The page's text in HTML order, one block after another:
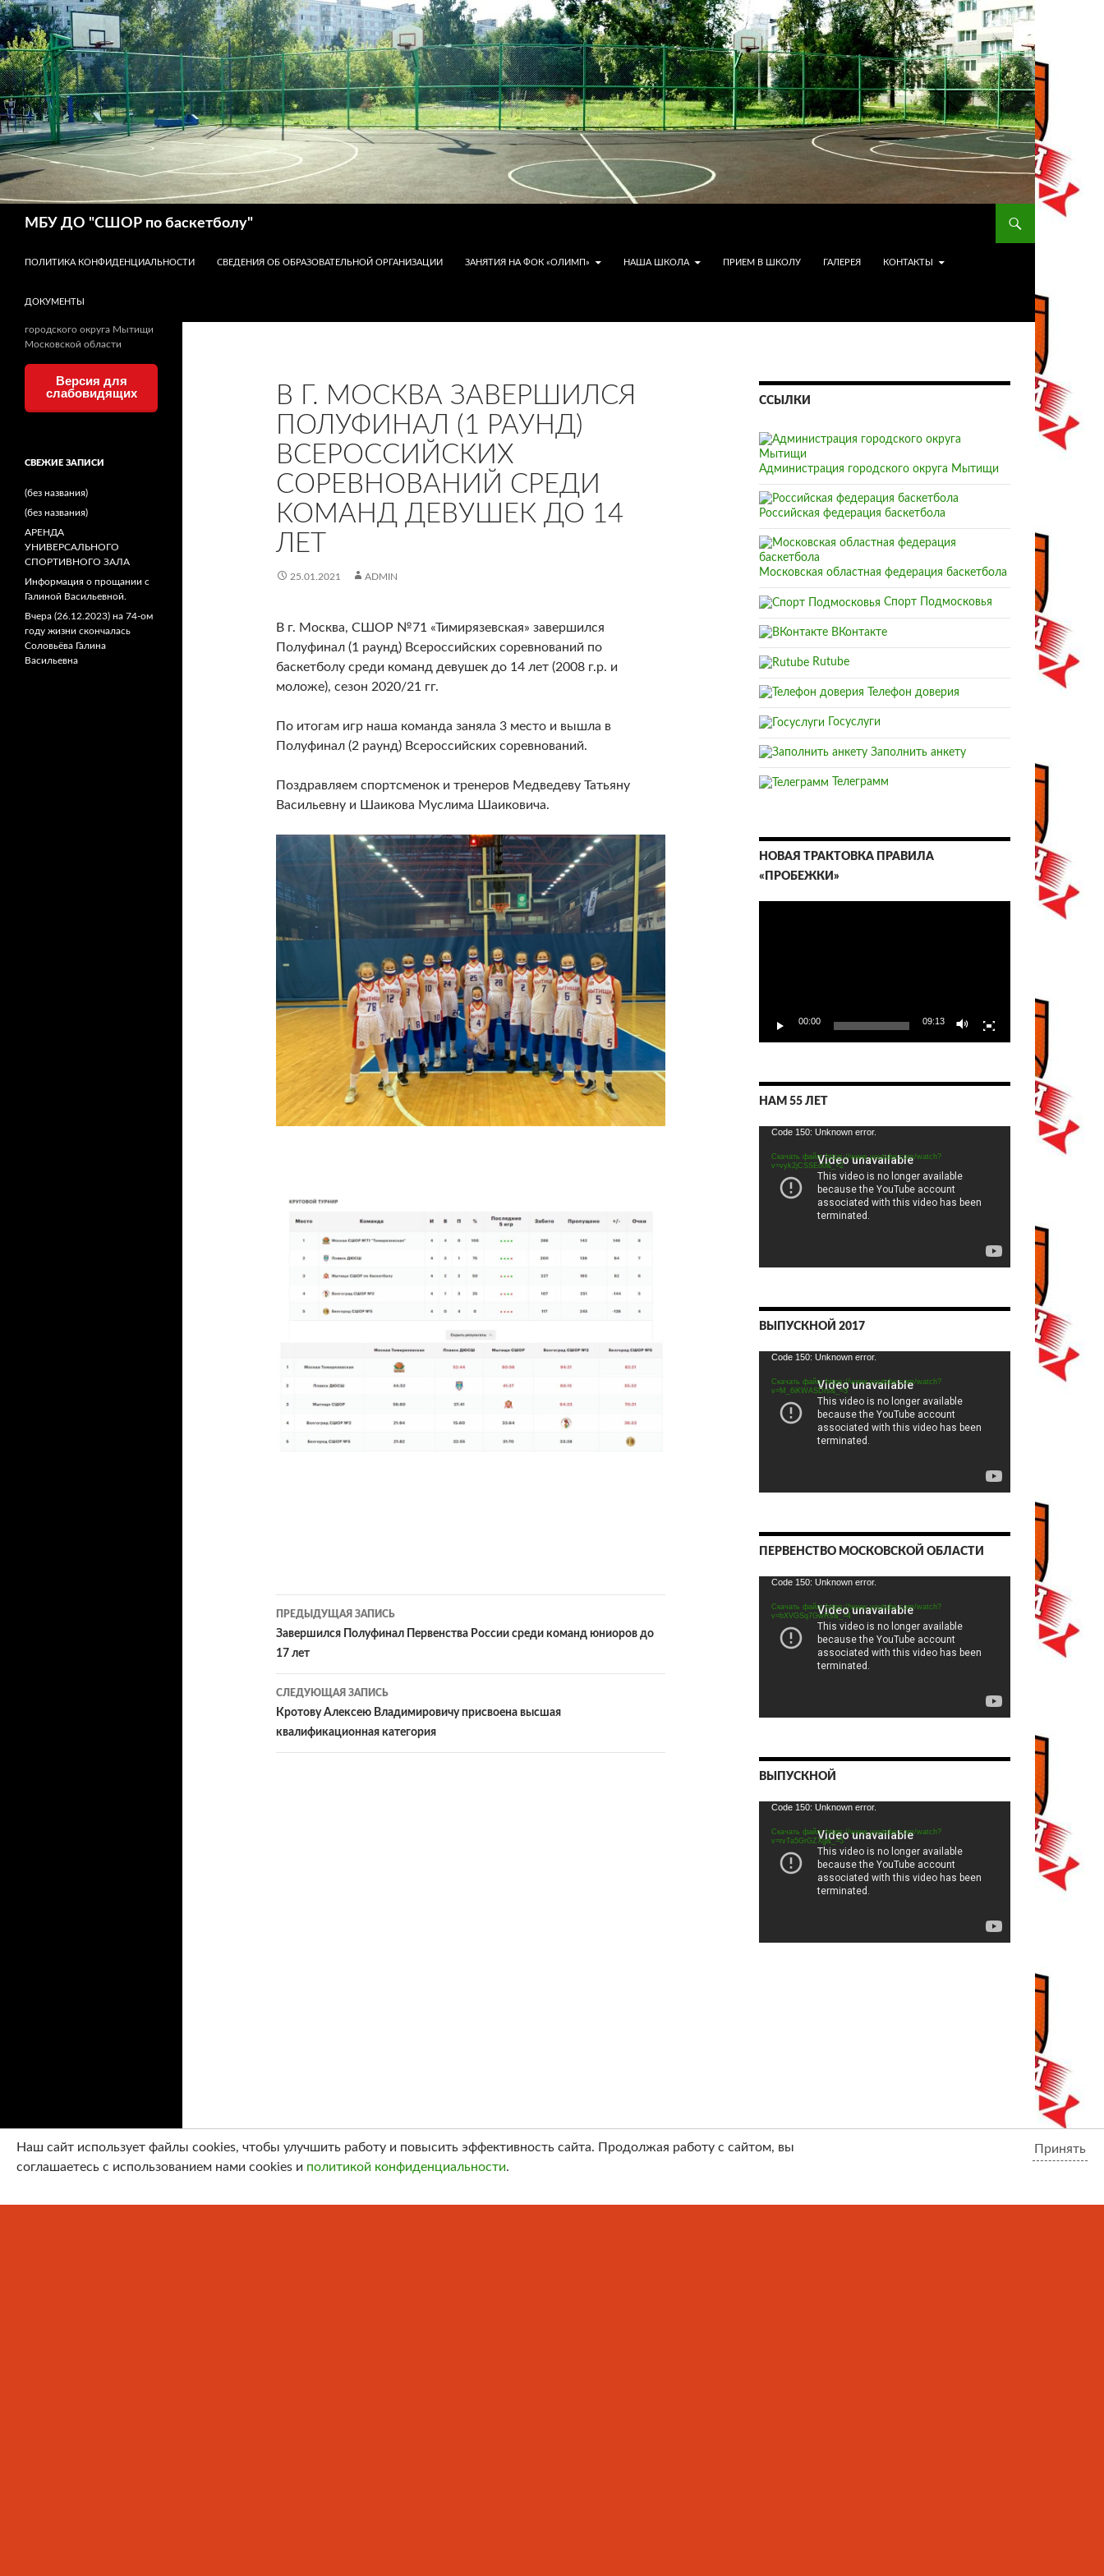
МБУ ДО "СШОР по баскетболу"
ПОЛИТИКА КОНФИДЕНЦИАЛЬНОСТИ
СВЕДЕНИЯ ОБ ОБРАЗОВАТЕЛЬНОЙ ОРГАНИЗАЦИИ ЗАНЯТИЯ НА ФОК «ОЛИМП» НАША ШКОЛА ПРИЕМ В ШКОЛУ ГАЛЕРЕЯ КОНТАКТЫ
ДОКУМЕНТЫ
В Г. МОСКВА ЗАВЕРШИЛСЯ
ПОЛУФИНАЛ (1 РАУНД)
ВСЕРОССИЙСКИХ
СОРЕВНОВАНИЙ СРЕДИ
КОМАНД ДЕВУШЕК ДО 14
ЛЕТ
25.01.2021 ADMIN
В г. Москва, СШОР №71 «Тимирязевская» завершился
Полуфинал (1 раунд) Всероссийских соревнований по
баскетболу среди команд девушек до 14 лет (2008 г.р. и
моложе), сезон 2020/21 гг.
По итогам игр наша команда заняла 3 место и вышла в
Полуфинал (2 раунд) Всероссийских соревнований.
Поздравляем спортсменок и тренеров Медведеву Татьяну
Васильевну и Шаикова Муслима Шаиковича.
Навигация
по
ПРЕДЫДУЩАЯ ЗАПИСЬ
Завершился Полуфинал Первенства России среди команд юниоров до
17 лет
СЛЕДУЮЩАЯ ЗАПИСЬ
Кротову Алексею Владимировичу присвоена высшая
квалификационная категория
ССЫЛКИ
Администрация городского округа Мытищи
Российская федерация баскетбола
Московская областная федерация баскетбола
Спорт Подмосковья
ВКонтакте
Rutube
Телефон доверия
Госуслуги
Заполнить анкету
Телеграмм
НОВАЯ ТРАКТОВКА ПРАВИЛА
«ПРОБЕЖКИ»
00:00 09:13
НАМ 55 ЛЕТ
Видеоплеер
Code 150: Unknown error.
Скачать файл: https://www.youtube.com/watch?
v=vyk2jCSSEo0&_=2
ВЫПУСКНОЙ 2017
Видеоплеер
Code 150: Unknown error.
Скачать файл: https://www.youtube.com/watch?
v=M_6iKWASDrs&_=3
ПЕРВЕНСТВО МОСКОВСКОЙ ОБЛАСТИ
Видеоплеер
Code 150: Unknown error.
Скачать файл: https://www.youtube.com/watch?
v=bXVGSq7GwRs&_=4
ВЫПУСКНОЙ
Видеоплеер
Code 150: Unknown error.
Скачать файл: https://www.youtube.com/watch?
v=rvTa5GrGZXg&_=5
городского округа Мытищи
Московской области
Версия для
слабовидящих
СВЕЖИЕ ЗАПИСИ
(без названия)
(без названия)
АРЕНДА
УНИВЕРСАЛЬНОГО
СПОРТИВНОГО ЗАЛА
Информация о прощании с
Галиной Васильевной.
Вчера (26.12.2023) на 74-ом
году жизни скончалась
Соловьёва Галина
Васильевна
Наш сайт использует файлы cookies, чтобы улучшить работу и повысить эффективность сайта. Продолжая работу с сайтом, вы
соглашаетесь с использованием нами cookies и политикой конфиденциальности.
Принять